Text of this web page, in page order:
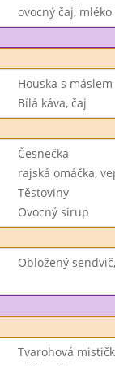
ovocný čaj, mléko
Houska s
Bílá káva, čaj
Česnečka
rajská omáčka,
Těstoviny
Ovocný sirup
Obložený
Tvarohová